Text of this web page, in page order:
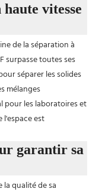
vitesse
de la séparation à
surpasse toutes ses
séparer les solides
mélanges
pour les laboratoires et
est
garantir sa
qualité de sa